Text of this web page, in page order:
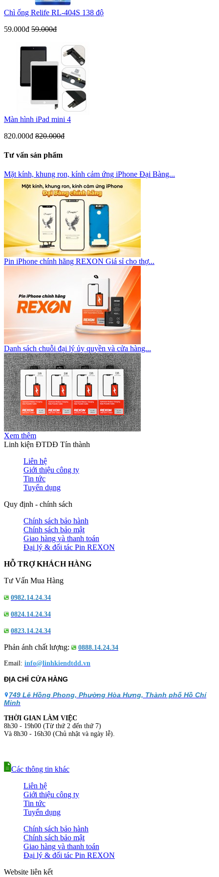
Chì ống Relife RL-404S 138 độ
59.000đ 59.000đ
Màn hình iPad mini 4
820.000đ 820.000đ
Tư vấn sản phẩm
Mặt kính, khung ron, kính cảm ứng iPhone Đại Bàng...
Pin iPhone chính hãng REXON Giá sỉ cho thợ...
Danh sách chuỗi đại lý ủy quyền và cửa hàng...
Xem thêm
Linh kiện ĐTDĐ Tín thành
Liên hệ
Giới thiệu công ty
Tin tức
Tuyển dụng
Quy định - chính sách
Chính sách bảo hành
Chính sách bảo mật
Giao hàng và thanh toán
Đại lý & đối tác Pin REXON
HỖ TRỢ KHÁCH HÀNG
Tư Vấn Mua Hàng
0982.14.24.34
0824.14.24.34
0823.14.24.34
Phản ánh chất lượng: 0888.14.24.34
Email: info@linhkiendtdd.vn
ĐỊA CHỈ CỬA HÀNG
749 Lê Hồng Phong, Phường Hòa Hưng, Thành phố Hồ Chí
Minh
THỜI GIAN LÀM VIỆC
8h30 - 19h00 (Từ thứ 2 đến thứ 7)
Và 8h30 - 16h30 (Chủ nhật và ngày lễ).
Các thông tin khác
Liên hệ
Giới thiệu công ty
Tin tức
Tuyển dụng
Chính sách bảo hành
Chính sách bảo mật
Giao hàng và thanh toán
Đại lý & đối tác Pin REXON
Website liên kết